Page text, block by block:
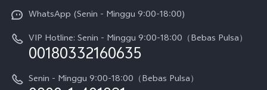
V70
V70 FE
Y05
Funtouch OS
Pembaruan Sistem
Harga Spare Part
Otentikasi IMEI
Sejarah
Berita
WhatsApp (Senin - Minggu 9:00-18:00)
VIP Hotline: Senin - Minggu 9:00-18:00（Bebas Pulsa）
00180332160635
Senin - Minggu 9:00-18:00（Bebas Pulsa）